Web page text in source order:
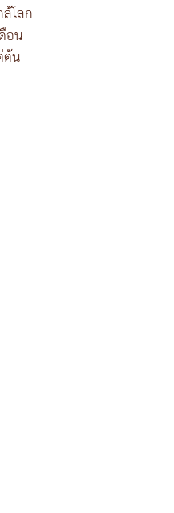
โลก
อน
ต้น